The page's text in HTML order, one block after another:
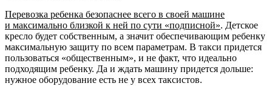
Перевозка ребенка безопаснее всего в своей машине
и максимально близкой к ней по сути «подписной». Детское
кресло будет собственным, а значит обеспечивающим ребенку
максимальную защиту по всем параметрам. В такси придется
пользоваться «общественным», и не факт, что идеально
подходящим ребенку. Да и ждать машину придется дольше:
нужное оборудование есть не у всех таксистов.